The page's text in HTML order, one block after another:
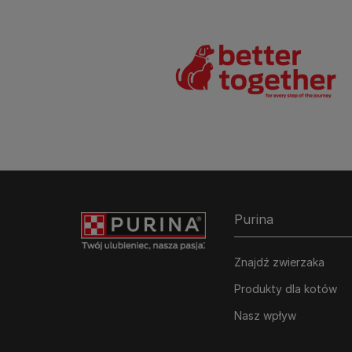
Purina
Znajdź zwierzaka
Produkty dla kotów
Nasz wpływ